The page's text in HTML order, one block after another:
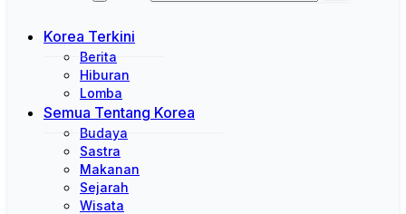
Korea Terkini
Berita
Hiburan
Lomba
Semua Tentang Korea
Budaya
Sastra
Makanan
Sejarah
Wisata